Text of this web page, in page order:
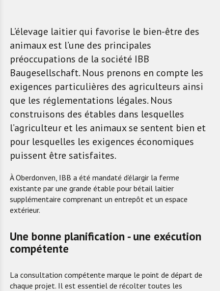
L’élevage laitier qui favorise le bien-être des
animaux est l’une des principales
préoccupations de la société IBB
Baugesellschaft. Nous prenons en compte les
exigences particulières des agriculteurs ainsi
que les réglementations légales. Nous
construisons des étables dans lesquelles
l’agriculteur et les animaux se sentent bien et
pour lesquelles les exigences économiques
puissent être satisfaites.
À Oberdonven, IBB a été mandaté d’élargir la ferme
existante par une grande étable pour bétail laitier
supplémentaire comprenant un entrepôt et un espace
extérieur.
Une bonne planification - une exécution
compétente
La consultation compétente marque le point de départ de
chaque projet. Il est essentiel de récolter toutes les